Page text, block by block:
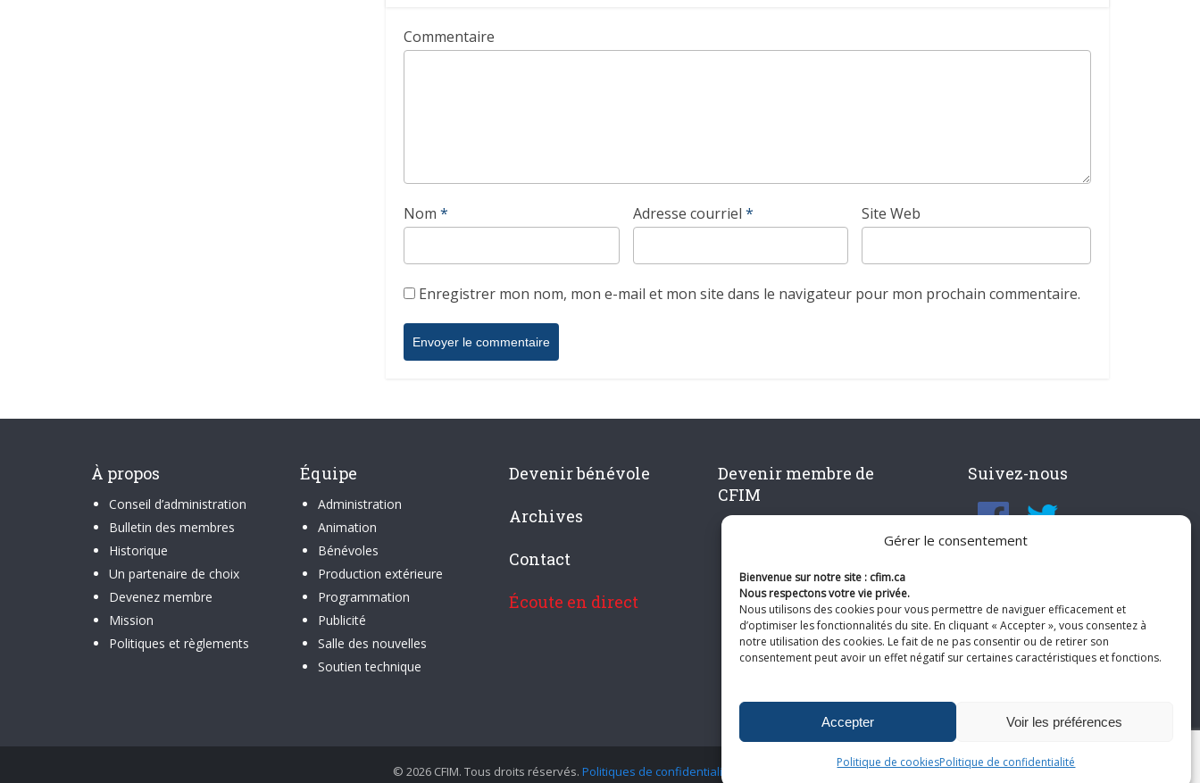
Gérer le consentement
Bienvenue sur notre site : cfim.ca
Nous respectons votre vie privée.
Nous utilisons des cookies pour vous permettre de naviguer efficacement et
d’optimiser les fonctionnalités du site. En cliquant « Accepter », vous consentez à
notre utilisation des cookies. Le fait de ne pas consentir ou de retirer son
consentement peut avoir un effet négatif sur certaines caractéristiques et fonctions.
Accepter Voir les préférences
Politique de cookiesPolitique de confidentialité
Commentaire
Nom * Adresse courriel * Site Web
Enregistrer mon nom, mon e-mail et mon site dans le navigateur pour mon prochain commentaire.
À propos
Conseil d’administration
Bulletin des membres
Historique
Un partenaire de choix
Devenez membre
Mission
Politiques et règlements
Équipe
Administration
Animation
Bénévoles
Production extérieure
Programmation
Publicité
Salle des nouvelles
Soutien technique
Devenir bénévole
Archives
Contact
Écoute en direct
Devenir membre de
CFIM
Suivez-nous
© 2026 CFIM. Tous droits réservés. Politiques de confidentialité